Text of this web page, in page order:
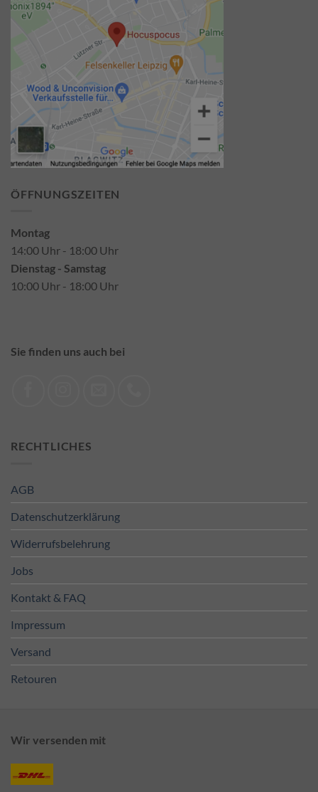
ÖFFNUNGSZEITEN
Montag
14:00 Uhr - 18:00 Uhr
Dienstag - Samstag
10:00 Uhr - 18:00 Uhr
Sie finden uns auch bei
RECHTLICHES
AGB
Datenschutzerklärung
Widerrufsbelehrung
Jobs
Kontakt & FAQ
Impressum
Versand
Retouren
Wir versenden mit